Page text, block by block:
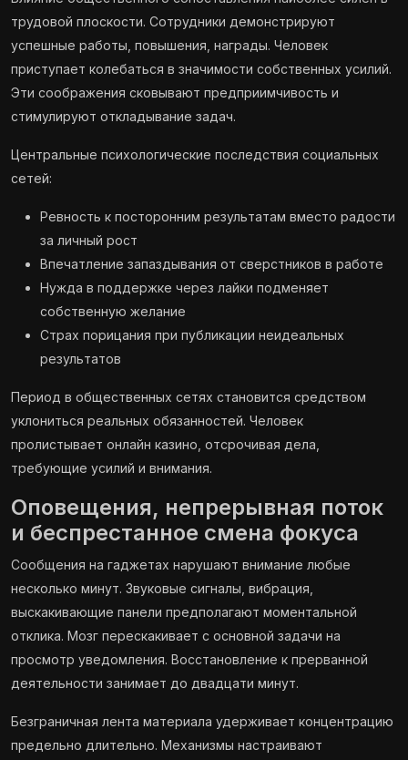
трудовой плоскости. Сотрудники демонстрируют
успешные работы, повышения, награды. Человек
приступает колебаться в значимости собственных усилий.
Эти соображения сковывают предприимчивость и
стимулируют откладывание задач.
Центральные психологические последствия социальных
сетей:
Ревность к посторонним результатам вместо радости
за личный рост
Впечатление запаздывания от сверстников в работе
Нужда в поддержке через лайки подменяет
собственную желание
Страх порицания при публикации неидеальных
результатов
Период в общественных сетях становится средством
уклониться реальных обязанностей. Человек
пролистывает онлайн казино, отсрочивая дела,
требующие усилий и внимания.
Оповещения, непрерывная поток
и беспрестанное смена фокуса
Сообщения на гаджетах нарушают внимание любые
несколько минут. Звуковые сигналы, вибрация,
выскакивающие панели предполагают моментальной
отклика. Мозг перескакивает с основной задачи на
просмотр уведомления. Восстановление к прерванной
деятельности занимает до двадцати минут.
Безграничная лента материала удерживает концентрацию
предельно длительно. Механизмы настраивают